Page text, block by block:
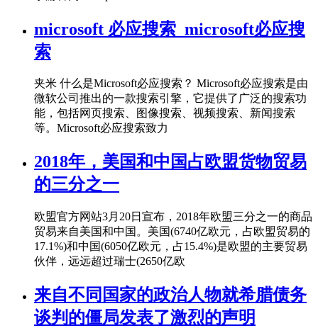
microsoft 必应搜索_microsoft必应搜
索
夹米 什么是Microsoft必应搜索？ Microsoft必应搜索是由
微软公司推出的一款搜索引擎，它提供了广泛的搜索功
能，包括网页搜索、图像搜索、视频搜索、新闻搜索
等。Microsoft必应搜索致力
2018年，美国和中国占欧盟货物贸易
的三分之一
欧盟官方网站3月20日宣布，2018年欧盟三分之一的商品
贸易来自美国和中国。美国(6740亿欧元，占欧盟贸易的
17.1%)和中国(6050亿欧元，占15.4%)是欧盟的主要贸易
伙伴，远远超过瑞士(2650亿欧
来自不同国家的政治人物就希腊债务
谈判的僵局发表了激烈的声明